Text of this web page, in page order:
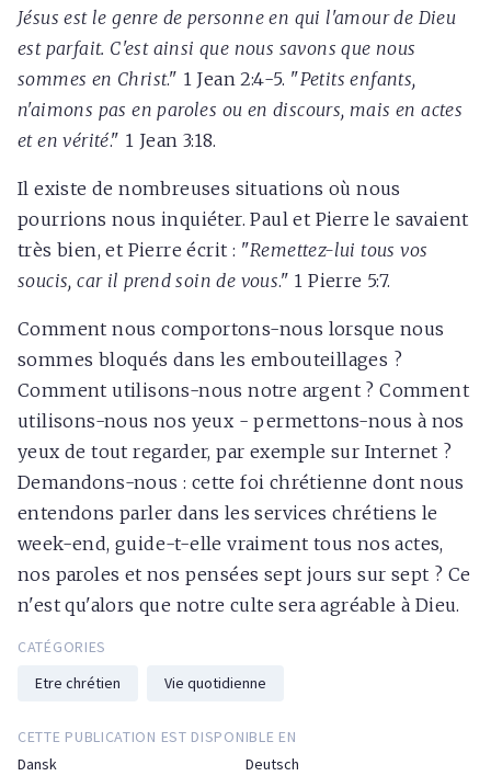
Jésus est le genre de personne en qui l'amour de Dieu
est parfait. C'est ainsi que nous savons que nous
sommes en Christ." 1 Jean 2:4-5. "Petits enfants,
n'aimons pas en paroles ou en discours, mais en actes
et en vérité." 1 Jean 3:18.
Il existe de nombreuses situations où nous
pourrions nous inquiéter. Paul et Pierre le savaient
très bien, et Pierre écrit : "Remettez-lui tous vos
soucis, car il prend soin de vous." 1 Pierre 5:7.
Comment nous comportons-nous lorsque nous
sommes bloqués dans les embouteillages ?
Comment utilisons-nous notre argent ? Comment
utilisons-nous nos yeux - permettons-nous à nos
yeux de tout regarder, par exemple sur Internet ?
Demandons-nous : cette foi chrétienne dont nous
entendons parler dans les services chrétiens le
week-end, guide-t-elle vraiment tous nos actes,
nos paroles et nos pensées sept jours sur sept ? Ce
n'est qu'alors que notre culte sera agréable à Dieu.
CATÉGORIES
Etre chrétien
Vie quotidienne
CETTE PUBLICATION EST DISPONIBLE EN
Dansk
Deutsch